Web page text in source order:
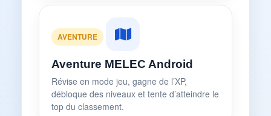
AVENTURE
Aventure MELEC Android
Révise en mode jeu, gagne de l’XP,
débloque des niveaux et tente d’atteindre le
top du classement.